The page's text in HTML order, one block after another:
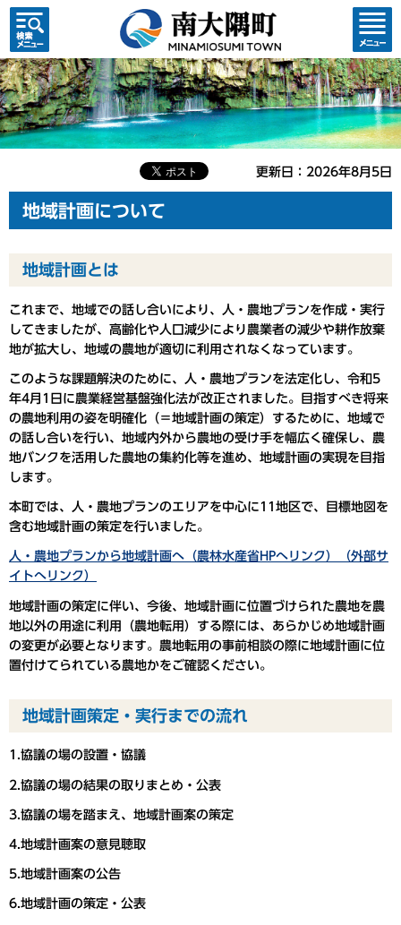
検索・
共通メ
ニュー
コンテ
ンツメ
ニュー
更新日：2026年8月5日
地域計画について
地域計画とは
これまで、地域での話し合いにより、人・農地プランを作成・実行
してきましたが、高齢化や人口減少により農業者の減少や耕作放棄
地が拡大し、地域の農地が適切に利用されなくなっています。
このような課題解決のために、人・農地プランを法定化し、令和5
年4月1日に農業経営基盤強化法が改正されました。目指すべき将来
の農地利用の姿を明確化（＝地域計画の策定）するために、地域で
の話し合いを行い、地域内外から農地の受け手を幅広く確保し、農
地バンクを活用した農地の集約化等を進め、地域計画の実現を目指
します。
本町では、人・農地プランのエリアを中心に11地区で、目標地図を
含む地域計画の策定を行いました。
人・農地プランから地域計画へ（農林水産省HPへリンク）（外部サ
イトへリンク）
地域計画の策定に伴い、今後、地域計画に位置づけられた農地を農
地以外の用途に利用（農地転用）する際には、あらかじめ地域計画
の変更が必要となります。農地転用の事前相談の際に地域計画に位
置付けてられている農地かをご確認ください。
地域計画策定・実行までの流れ
1.協議の場の設置・協議
2.協議の場の結果の取りまとめ・公表
3.協議の場を踏まえ、地域計画案の策定
4.地域計画案の意見聴取
5.地域計画案の公告
6.地域計画の策定・公表